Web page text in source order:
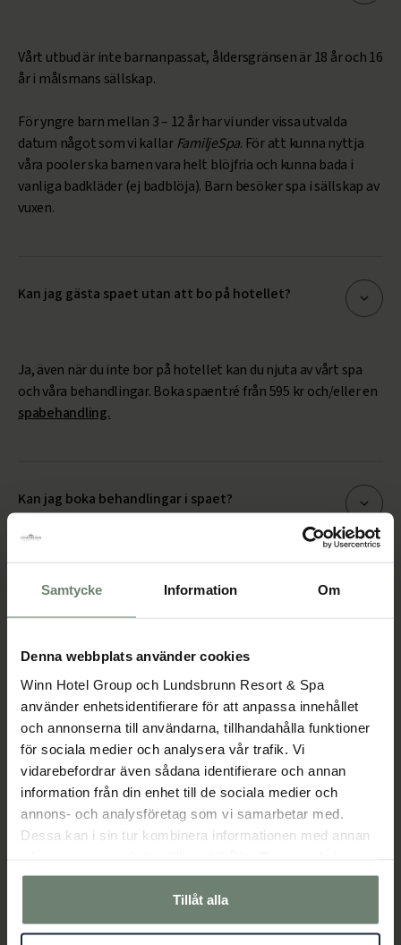
Samtycke Information Om
Denna webbplats använder cookies
Winn Hotel Group och Lundsbrunn Resort & Spa
använder enhetsidentifierare för att anpassa innehållet
och annonserna till användarna, tillhandahålla funktioner
för sociala medier och analysera vår trafik. Vi
vidarebefordrar även sådana identifierare och annan
information från din enhet till de sociala medier och
annons- och analysföretag som vi samarbetar med.
Dessa kan i sin tur kombinera informationen med annan
samlat in när du har använt deras tjänster.
Tillåt alla
Vårt utbud är inte barnanpassat, åldersgränsen är 18 år och 16
år i målsmans sällskap.
För yngre barn mellan 3 – 12 år har vi under vissa utvalda
datum något som vi kallarFamiljeSpa. För att kunna nyttja
våra pooler ska barnen vara helt blöjfria och kunna bada i
vanliga badkläder (ej badblöja). Barn besöker spa i sällskap av
vuxen.
Kan jag gästa spaet utan att bo på hotellet?
Ja, även när du inte bor på hotellet kan du njuta av vårt spa
och våra behandlingar. Boka spaentré från 595 kr och/eller en
spabehandling.
Kan jag boka behandlingar i spaet?
Vad är spaets öppettider?
Spaets öppettider:
Måndag stängt
Tisdag 12-19
Onsdag 10-19
Torsdag 10-19
Fredag 10-19